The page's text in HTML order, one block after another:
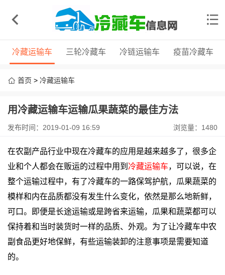
冷藏运输车 三轮冷藏车 冷链运输车 疫苗冷藏车
首页 > 冷藏运输车
用冷藏运输车运输瓜果蔬菜的最佳方法
发布时间：2019-01-09 16:59 浏览量：1480
在农副产品行业中现在冷藏车的应用是越来越多了，很多企
业和个人都会在贩运的过程中用到 冷藏运输车，可以说，在
整个运输过程中，有了冷藏车的一路保驾护航，瓜果蔬菜的
模样和内在品质都没有发生什么变化，依然是那么地新鲜，
可口。即便是长途运输或是跨省来运输，瓜果和蔬菜都可以
保持着和当时装货时一样的品质、外观。为了让冷藏车中农
副食品更好地保鲜，有些运输装卸的注意事项是需要知道
的。